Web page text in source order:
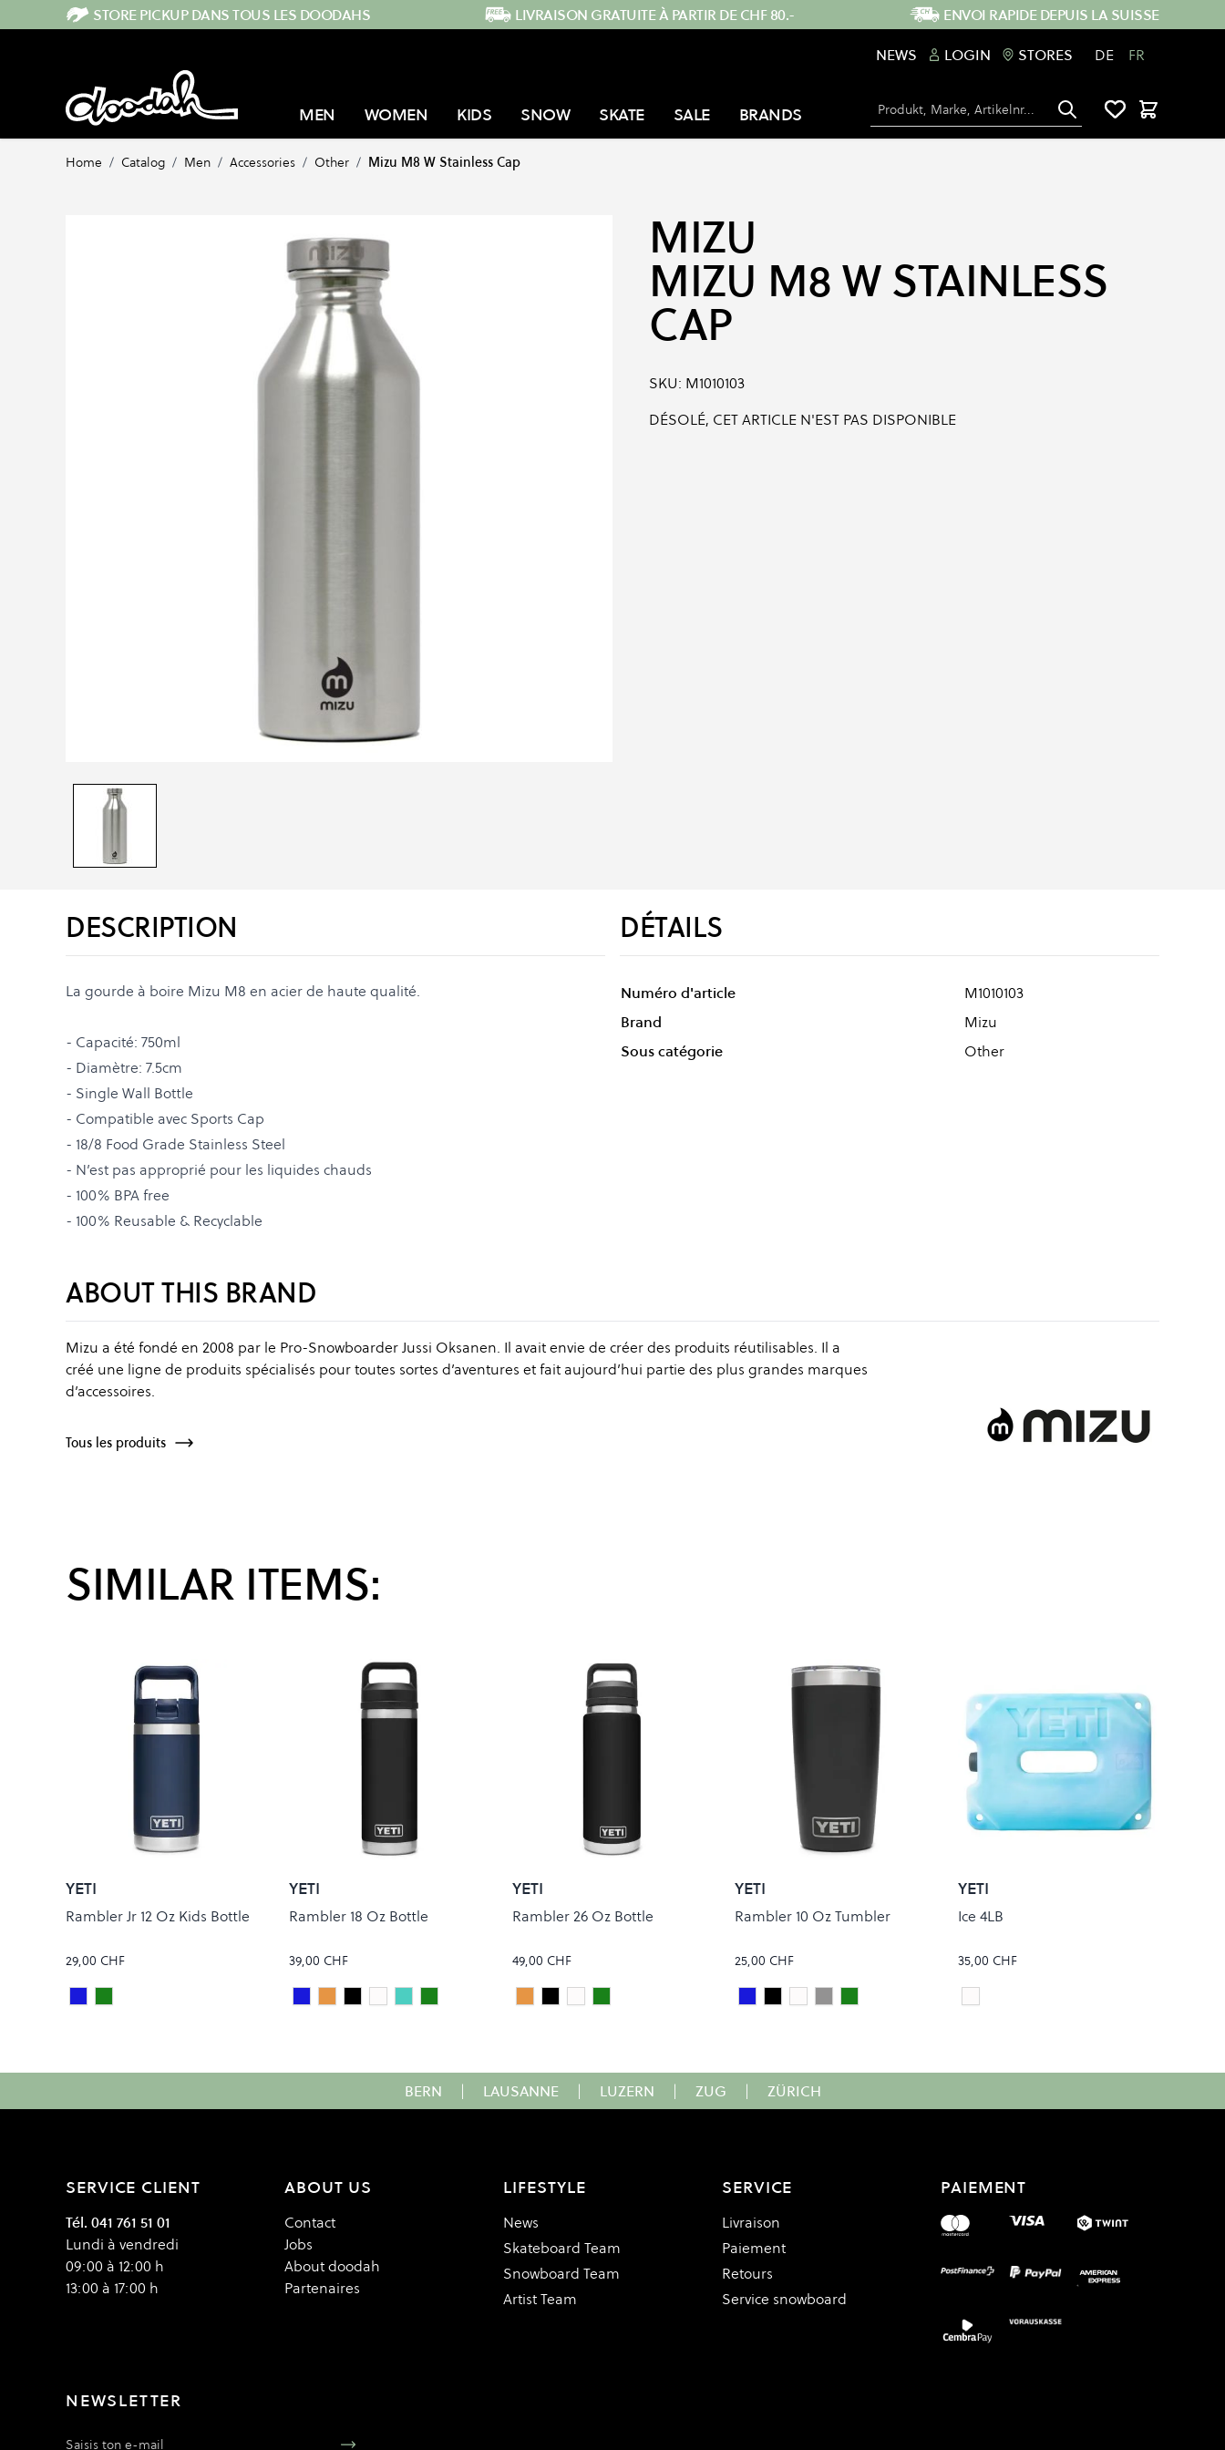
Skip to ContentSTORE PICKUP DANS TOUS LES DOODAHS LIVRAISON GRATUITE À PARTIR DE CHF 80.-
ENVOI RAPIDE DEPUIS LA SUISSE
NEWS
LOGIN STORES DE FR
MEN WOMEN KIDS SNOW SKATE SALE BRANDS Chercher Panier
Home / Catalog / Men / Accessories / Other / Mizu M8 W Stainless Cap
MIZU
MIZU M8 W STAINLESS
CAP
SKU: M1010103
DÉSOLÉ, CET ARTICLE N'EST PAS DISPONIBLE
DESCRIPTION
La gourde à boire Mizu M8 en acier de haute qualité.
- Capacité: 750ml
- Diamètre: 7.5cm
- Single Wall Bottle
- Compatible avec Sports Cap
- 18/8 Food Grade Stainless Steel
- N’est pas approprié pour les liquides chauds
- 100% BPA free
- 100% Reusable & Recyclable
DÉTAILS
Numéro d'article
M1010103
Brand
Mizu
Sous catégorie
Other
ABOUT THIS BRAND
Mizu a été fondé en 2008 par le Pro-Snowboarder Jussi Oksanen. Il avait envie de créer des produits réutilisables. Il a
créé une ligne de produits spécialisés pour toutes sortes d’aventures et fait aujourd’hui partie des plus grandes marques
d’accessoires.
Tous les produits
SIMILAR ITEMS:
YETI
Rambler Jr 12 Oz Kids Bottle
29,00 CHF
Colour
NavyVENOM
YETI
Rambler 18 Oz Bottle
39,00 CHF
Colour
NavyPapaya
BlackWhiteRIDGELINE
VENOM
YETI
Rambler 26 Oz Bottle
49,00 CHF
Colour
PeachBlackWhiteVENOM
YETI
Rambler 10 Oz Tumbler
25,00 CHF
Colour
Royal Blue
BlackWhiteStainless Steel
VENOM
YETI
Ice 4LB
35,00 CHF
Colour
#fdfbfb
BERN | LAUSANNE | LUZERN | ZUG | ZÜRICH
SERVICE CLIENT
Tél. 041 761 51 01
Lundi à vendredi
09:00 à 12:00 h
13:00 à 17:00 h
ABOUT US
Contact
Jobs
About doodah
Partenaires
LIFESTYLE
News
Skateboard Team
Snowboard Team
Artist Team
SERVICE
Livraison
Paiement
Retours
Service snowboard
PAIEMENT
NEWSLETTER
Adresse e-mail